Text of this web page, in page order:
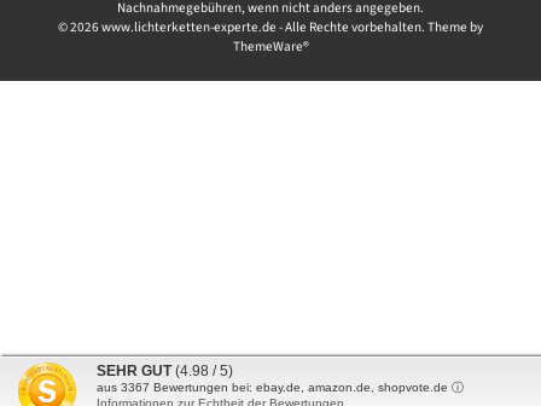
Nachnahmegebühren, wenn nicht anders angegeben.
© 2026 www.lichterketten-experte.de - Alle Rechte vorbehalten. Theme by
ThemeWare®
SEHR GUT (4.98 / 5)
aus 3367 Bewertungen bei: ebay.de, amazon.de, shopvote.de ⓘ
Informationen zur Echtheit der Bewertungen